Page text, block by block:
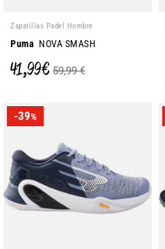
Zapatillas Padel Hombre
Puma NOVA SMASH
41,99 € 59,99 €
-39%